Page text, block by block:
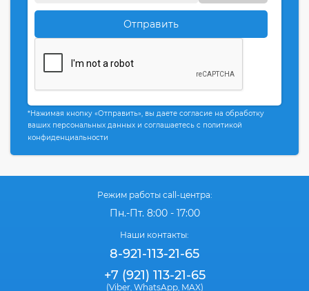
Отправить
*Нажимая кнопку «Отправить», вы даете согласие на обработку
ваших персональных данных и соглашаетесь с политикой
конфиденциальности
Режим работы call-центра:
Пн.-Пт. 8:00 - 17:00
Наши контакты:
8-921-113-21-65
+7 (921) 113-21-65
(Viber, WhatsApp, MAX)